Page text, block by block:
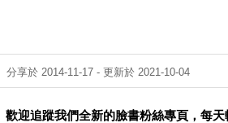
分享於 2014-11-17 - 更新於 2021-10-04
歡迎追蹤我們全新的臉書粉絲專頁，每